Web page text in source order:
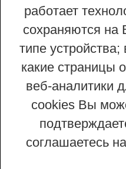
работает
сохраняются на
типе
какие страницы
веб-аналитики
cookies Вы
соглашаетесь